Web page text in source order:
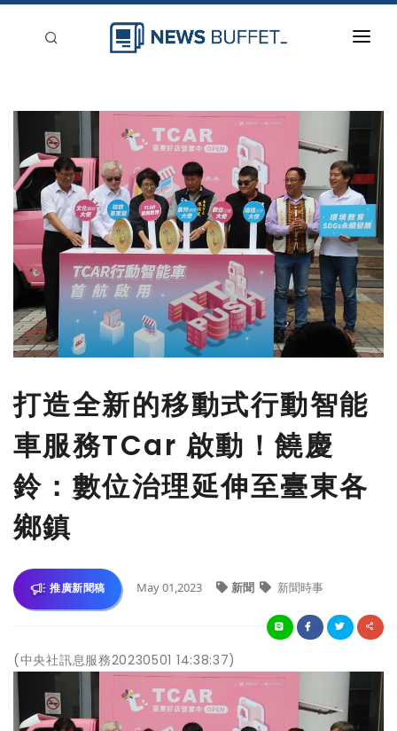
新聞稿分類
登入
刊登
打造全新的移動式行動智能
車服務TCar 啟動！饒慶
鈴：數位治理延伸至臺東各
鄉鎮
推廣新聞稿 May 01,2023 新聞 新聞時事
(中央社訊息服務20230501 14:38:37)